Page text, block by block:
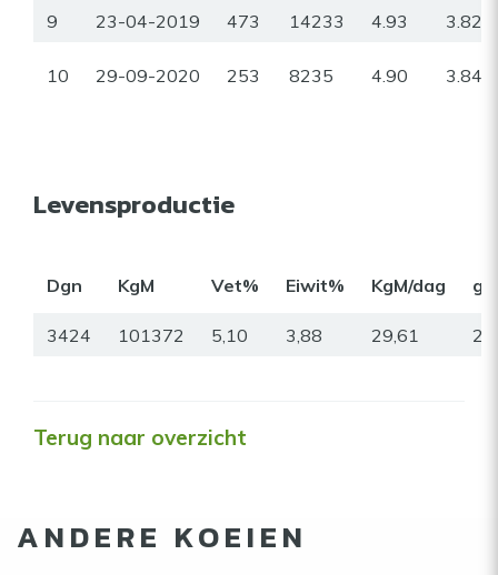
9 23-04-2019 473 14233 4.93 3.82
10 29-09-2020 253 8235 4.90 3.84
Levensproductie
Dgn KgM Vet% Eiwit% KgM/dag gr
3424 101372 5,10 3,88 29,61
Terug naar overzicht
ANDERE KOEIEN